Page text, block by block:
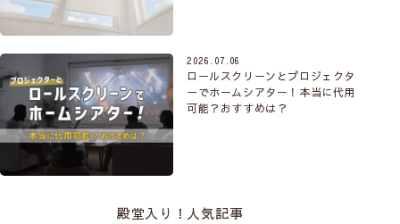
2026.07.06
ロールスクリーンとプロジェクタ
ーでホームシアター！本当に代用
可能？おすすめは？
殿堂入り！人気記事